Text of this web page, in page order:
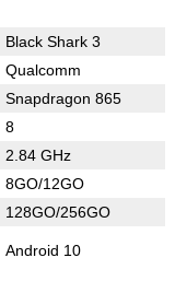
Black Shark 3
Qualcomm
Snapdragon 865
8
2.84 GHz
8GO/12GO
128GO/256GO
Android 10